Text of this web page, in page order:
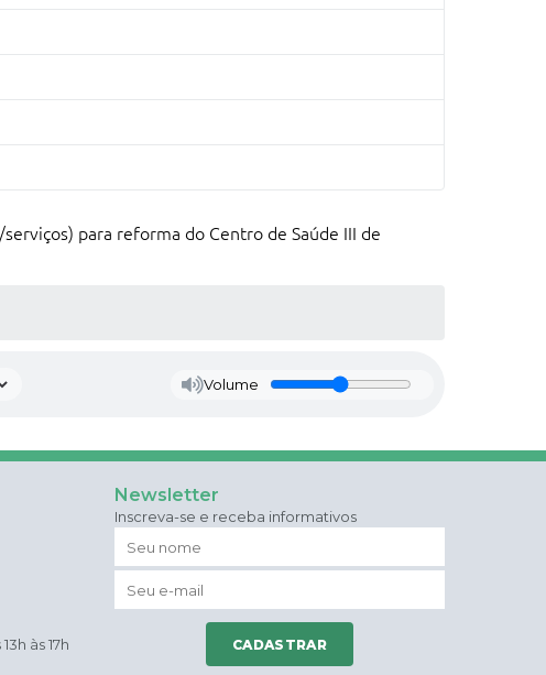
para reforma do Centro de Saúde III de
Volume
às 17h
Newsletter
Inscreva-se e receba informativos
CADASTRAR